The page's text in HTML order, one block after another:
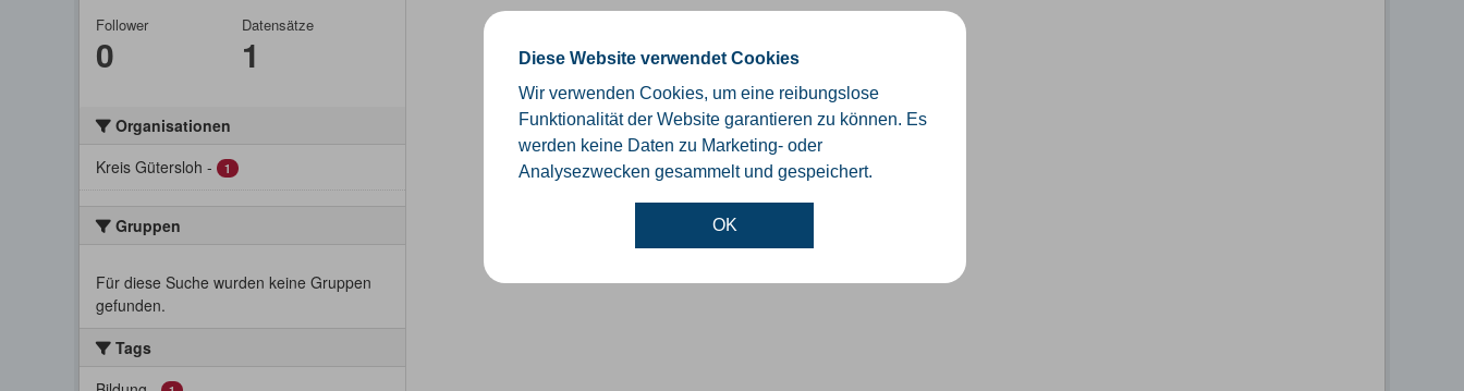
Diese Website verwendet Cookies
Wir verwenden Cookies, um eine reibungslose
Funktionalität der Website garantieren zu können. Es
werden keine Daten zu Marketing- oder
Analysezwecken gesammelt und gespeichert.
OK
Follower
0
Datensätze
1
Organisationen
Kreis Gütersloh - 1
Gruppen
Für diese Suche wurden keine Gruppen
gefunden.
Tags